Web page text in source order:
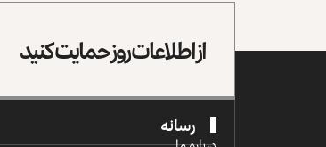
از اطلاعات روز حمایت کنید
رسانه